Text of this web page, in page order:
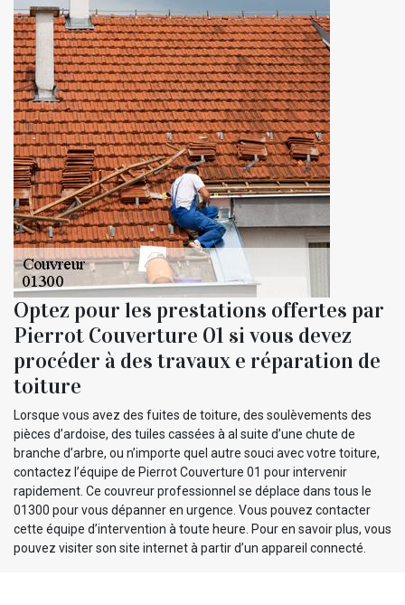
Optez pour les prestations offertes par
Pierrot Couverture 01 si vous devez
procéder à des travaux e réparation de
toiture
Lorsque vous avez des fuites de toiture, des soulèvements des
pièces d’ardoise, des tuiles cassées à al suite d’une chute de
branche d’arbre, ou n’importe quel autre souci avec votre toiture,
contactez l’équipe de Pierrot Couverture 01 pour intervenir
rapidement. Ce couvreur professionnel se déplace dans tous le
01300 pour vous dépanner en urgence. Vous pouvez contacter
cette équipe d’intervention à toute heure. Pour en savoir plus, vous
pouvez visiter son site internet à partir d’un appareil connecté.